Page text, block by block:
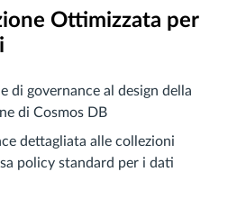
Ottimizzata per
di governance al design della
di Cosmos DB
dettagliata alle collezioni
policy standard per i dati